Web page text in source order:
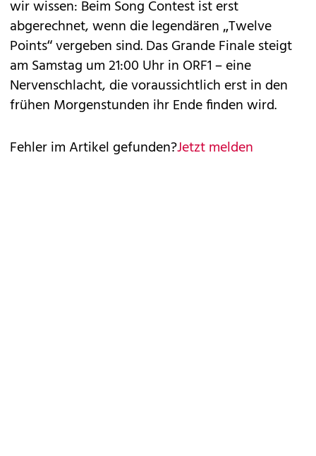
wir wissen: Beim Song Contest ist erst
abgerechnet, wenn die legendären „Twelve
Points“ vergeben sind. Das Grande Finale steigt
am Samstag um 21:00 Uhr in ORF1 – eine
Nervenschlacht, die voraussichtlich erst in den
frühen Morgenstunden ihr Ende finden wird.
Fehler im Artikel gefunden?Jetzt melden